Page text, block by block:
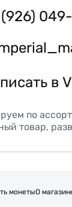
(926)
в
по
товар,
монетыО